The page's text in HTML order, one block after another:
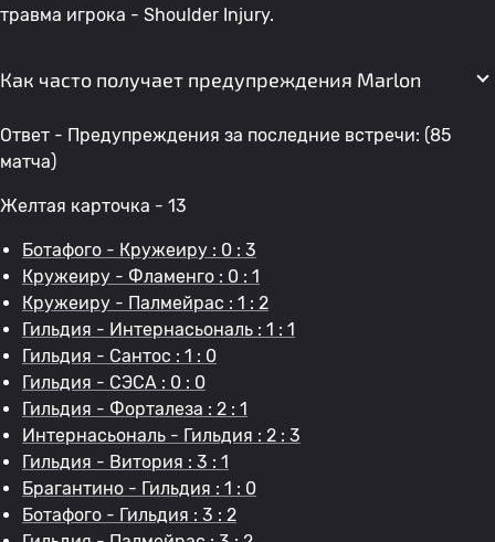
травма игрока - Shoulder Injury.
Как часто получает предупреждения Marlon
Ответ - Предупреждения за последние встречи: (85
матча)
Желтая карточка - 13
Ботафого - Кружеиру : 0 : 3
Кружеиру - Фламенго : 0 : 1
Кружеиру - Палмейрас : 1 : 2
Гильдия - Интернасьональ : 1 : 1
Гильдия - Сантос : 1 : 0
Гильдия - СЭСА : 0 : 0
Гильдия - Форталеза : 2 : 1
Интернасьональ - Гильдия : 2 : 3
Гильдия - Витория : 3 : 1
Брагантино - Гильдия : 1 : 0
Ботафого - Гильдия : 3 : 2